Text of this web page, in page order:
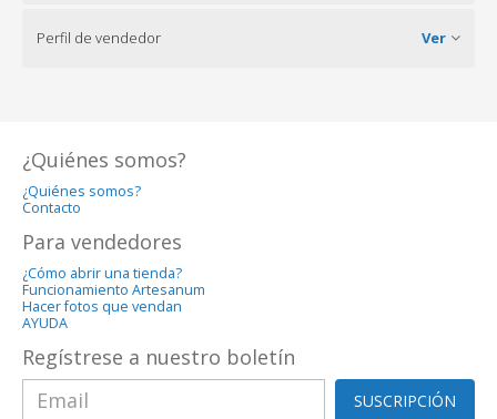
Perfil de vendedor Ver
¿Quiénes somos?
¿Quiénes somos?
Contacto
Para vendedores
¿Cómo abrir una tienda?
Funcionamiento Artesanum
Hacer fotos que vendan
AYUDA
Regístrese a nuestro boletín
SUSCRIPCIÓN